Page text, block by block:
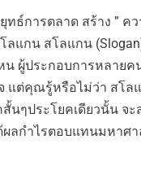
ทธ์การตลาด สร้าง ” ค
ลแกน สโลแกน
น ผู้ประกอบการหลายค
แต่คุณรู้หรือไม่ว่า สโล
สั้นๆประโยคเดียวนั้น จะ
ลกำไรตอบแทนมหาศา